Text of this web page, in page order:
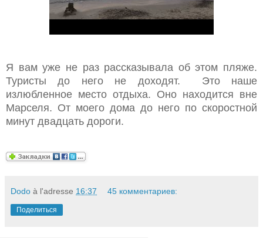
Я вам уже не раз рассказывала об этом пляже.
Туристы до него не доходят.
Это наше
излюбленное место отдыха. Оно находится вне
Марселя. От моего дома до него по скоростной
минут двадцать дороги.
Dodo à l'adresse 16:37 45 комментариев:
Поделиться